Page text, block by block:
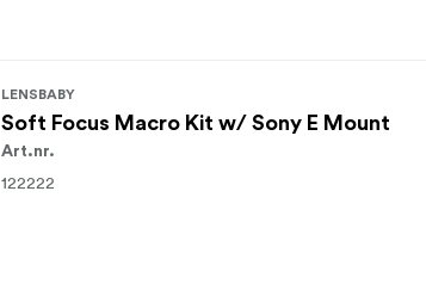
LENSBABY
Soft Focus Macro Kit w/ Sony E Mount
Art.nr.
122222